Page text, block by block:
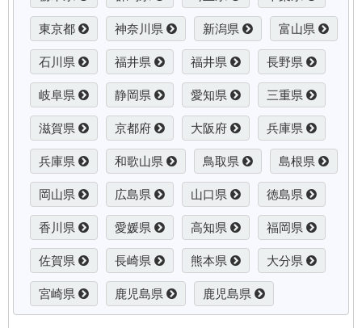
東京都 神奈川県 新潟県 富山県
石川県 福井県 福井県 長野県
岐阜県 静岡県 愛知県 三重県
滋賀県 京都府 大阪府 兵庫県
兵庫県 和歌山県 鳥取県 島根県
岡山県 広島県 山口県 徳島県
香川県 愛媛県 高知県 福岡県
佐賀県 長崎県 熊本県 大分県
宮崎県 鹿児島県 鹿児島県